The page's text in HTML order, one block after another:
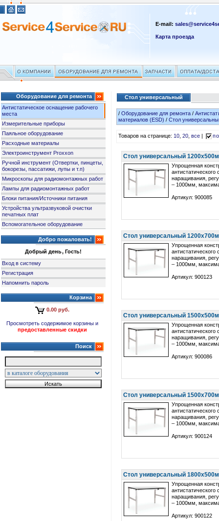
E-mail:
Карта проезда
Оборудование для ремонта
Антистатическое оснащение рабочего
места
Измерительные приборы
Паяльное оборудование
Расходные материалы
Электроинструмент Proxxon
Ручной инструмент (Отвертки, пинцеты,
бокорезы, пассатижи, лупы и т.п)
Микроскопы для радиомонтажных работ
Лампы для радиомонтажных работ
Блоки питания/Источники питания
Устройства ультразвуковой очистки
печатных плат
Вспомогательное оборудование
Добро пожаловать!
Добрый день, Гость!
Вход в систему
Регистрация
Напомнить пароль
Корзина
0.00 руб.
Просмотреть содержимое корзины и
предоставленные скидки
Поиск
Стол универсальный
/Оборудование для ремонта /
материалов (ESD) /Стол
Товаров на странице:10,20,все
Стол универсальный
Упрощенная
антистатического
наращивания,
– 1000мм,
Артикул: 900085
Стол универсальный
Упрощенная
антистатического
наращивания,
– 1000мм,
Артикул: 900123
Стол универсальный
Упрощенная
антистатического
наращивания,
– 1000мм,
Артикул: 900086
Стол универсальный
Упрощенная
антистатического
наращивания,
– 1000мм,
Артикул: 900124
Стол универсальный
Упрощенная
антистатического
наращивания,
– 1000мм,
Артикул: 900122